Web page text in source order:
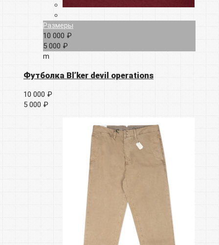
Размеры
10 000 ₽
5 000 ₽
m
Футболка Bl’ker devil operations
10 000 ₽
5 000 ₽